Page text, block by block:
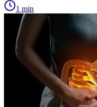
1 min